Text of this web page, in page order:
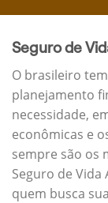
Seguro de
O brasileiro
planejamento
necessidade,
econômicas e
sempre são os
Seguro de
quem busca